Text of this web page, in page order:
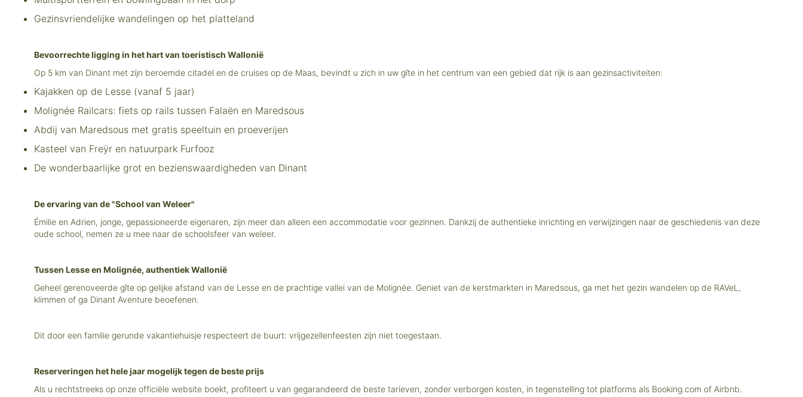
Gezinsvriendelijke wandelingen op het platteland
Bevoorrechte ligging in het hart van toeristisch Wallonië
Op 5 km van Dinant met zijn beroemde citadel en de cruises op de Maas, bevindt u zich in uw gîte in het centrum van een gebied dat rijk is aan gezinsactiviteiten:
Kajakken op de Lesse (vanaf 5 jaar)
Molignée Railcars: fiets op rails tussen Falaën en Maredsous
Abdij van Maredsous met gratis speeltuin en proeverijen
Kasteel van Freÿr en natuurpark Furfooz
De wonderbaarlijke grot en bezienswaardigheden van Dinant
De ervaring van de "School van Weleer"
Émilie en Adrien, jonge, gepassioneerde eigenaren, zijn meer dan alleen een accommodatie voor gezinnen. Dankzij de authentieke inrichting en verwijzingen naar de geschiedenis van deze
oude school, nemen ze u mee naar de schoolsfeer van weleer.
Tussen Lesse en Molignée, authentiek Wallonië
Geheel gerenoveerde gîte op gelijke afstand van de Lesse en de prachtige vallei van de Molignée. Geniet van de kerstmarkten in Maredsous, ga met het gezin wandelen op de RAVeL,
klimmen of ga Dinant Aventure beoefenen.
Dit door een familie gerunde vakantiehuisje respecteert de buurt: vrijgezellenfeesten zijn niet toegestaan.
Reserveringen het hele jaar mogelijk tegen de beste prijs
Als u rechtstreeks op onze officiële website boekt, profiteert u van gegarandeerd de beste tarieven, zonder verborgen kosten, in tegenstelling tot platforms als Booking.com of Airbnb.